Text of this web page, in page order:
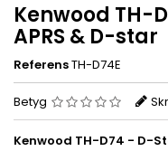
Kenwood TH-
APRS & D-star
ReferensTH-D74E
Betyg
Kenwood TH-D74 - D-